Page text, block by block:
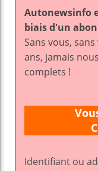
Autonewsinfo
biais d'un
Sans vous,
ans, jamais
complets !
Identifiant ou